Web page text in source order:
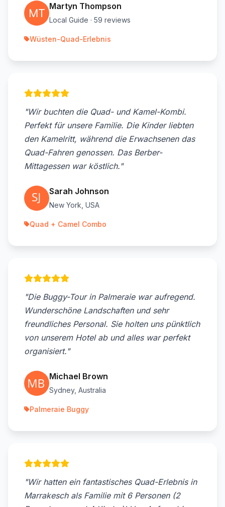
Martyn Thompson
Local Guide · 59 reviews
Wüsten-Quad-Erlebnis
"Wir buchten die Quad- und Kamel-Kombi.
Perfekt für unsere Familie. Die Kinder liebten
den Kamelritt, während die Erwachsenen das
Quad-Fahren genossen. Das Berber-
Mittagessen war köstlich."
Sarah Johnson
New York, USA
Quad + Camel Combo
"Die Buggy-Tour in Palmeraie war aufregend.
Wunderschöne Landschaften und sehr
freundliches Personal. Sie holten uns pünktlich
von unserem Hotel ab und alles war perfekt
organisiert."
Michael Brown
Sydney, Australia
Palmeraie Buggy
"Wir hatten ein fantastisches Quad-Erlebnis in
Marrakesch als Familie mit 6 Personen (2